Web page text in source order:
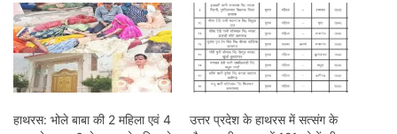
हाथरस: भोले बाबा की 2 महिला एवं 4
उत्तर प्रदेश के हाथरस में सत्संग के